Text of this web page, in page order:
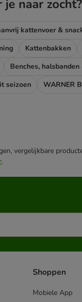
naar zocht?
kattenvoer &
Kattenbakken
Benches,
seizoen WARNER
vergelijkbare
.
Shoppen
Mobiele App